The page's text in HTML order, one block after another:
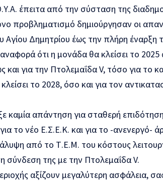
έπειτα από την σύσταση της
προβληματισμό δημιούργησαν οι
Αγίου Δημητρίου έως την πλήρη
ότι η μονάδα θα κλείσει το
για την Πτολεμαΐδα V, τόσο για το
το 2028, όσο και για τον
καμία απάντηση για σταθερή
το νέο Ε.Σ.Ε.Κ. και για το -ανενεργό-
από το Τ.Ε.Μ. του κόστους
σύνδεση της με την Πτολεμαΐδα V.
αξίζουν μεγαλύτερη ασφάλεια,